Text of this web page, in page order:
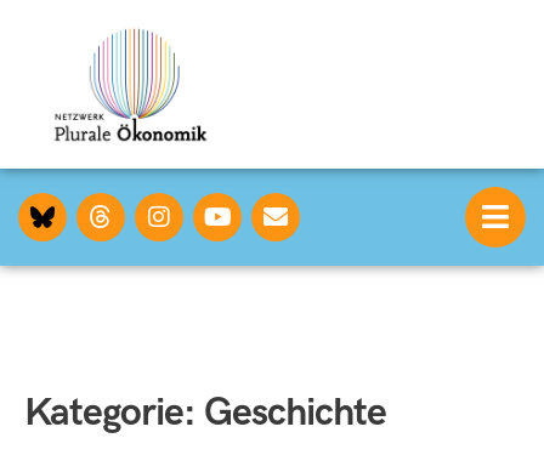
Kategorie: Geschichte